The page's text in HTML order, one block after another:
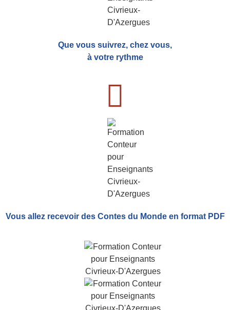
Que vous suivrez, chez vous,
à votre rythme
Vous allez recevoir des Contes du Monde en format PDF